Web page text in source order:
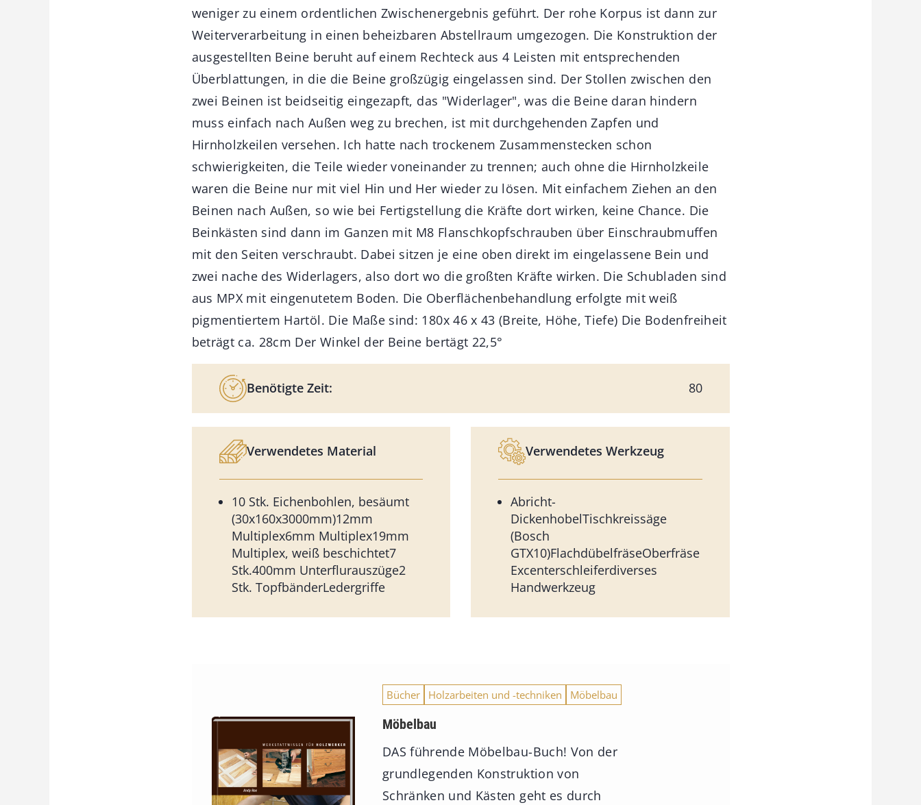
weniger zu einem ordentlichen Zwischenergebnis geführt. Der rohe Korpus ist dann zur
Weiterverarbeitung in einen beheizbaren Abstellraum umgezogen. Die Konstruktion der
ausgestellten Beine beruht auf einem Rechteck aus 4 Leisten mit entsprechenden
Überblattungen, in die die Beine großzügig eingelassen sind. Der Stollen zwischen den
zwei Beinen ist beidseitig eingezapft, das "Widerlager", was die Beine daran hindern
muss einfach nach Außen weg zu brechen, ist mit durchgehenden Zapfen und
Hirnholzkeilen versehen. Ich hatte nach trockenem Zusammenstecken schon
schwierigkeiten, die Teile wieder voneinander zu trennen; auch ohne die Hirnholzkeile
waren die Beine nur mit viel Hin und Her wieder zu lösen. Mit einfachem Ziehen an den
Beinen nach Außen, so wie bei Fertigstellung die Kräfte dort wirken, keine Chance. Die
Beinkästen sind dann im Ganzen mit M8 Flanschkopfschrauben über Einschraubmuffen
mit den Seiten verschraubt. Dabei sitzen je eine oben direkt im eingelassene Bein und
zwei nache des Widerlagers, also dort wo die großten Kräfte wirken. Die Schubladen sind
aus MPX mit eingenutetem Boden. Die Oberflächenbehandlung erfolgte mit weiß
pigmentiertem Hartöl. Die Maße sind: 180x 46 x 43 (Breite, Höhe, Tiefe) Die Bodenfreiheit
beträgt ca. 28cm Der Winkel der Beine bertägt 22,5°
Benötigte Zeit: 80
Verwendetes Material
10 Stk. Eichenbohlen, besäumt
(30x160x3000mm)12mm
Multiplex6mm Multiplex19mm
Multiplex, weiß beschichtet7
Stk.400mm Unterflurauszüge2
Stk. TopfbänderLedergriffe
Verwendetes Werkzeug
Abricht-
DickenhobelTischkreissäge
(Bosch
GTX10)FlachdübelfräseOberfräse
Excenterschleiferdiverses
Handwerkzeug
Bücher Holzarbeiten und -techniken Möbelbau
Möbelbau
DAS führende Möbelbau-Buch! Von der
grundlegenden Konstruktion von
Schränken und Kästen geht es durch